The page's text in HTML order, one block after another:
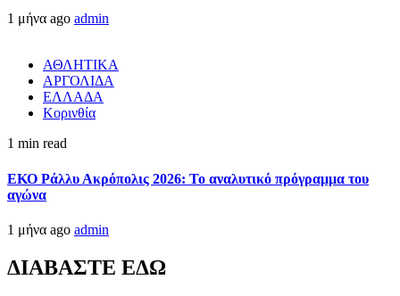
1 μήνα ago admin
ΑΘΛΗΤΙΚΑ
ΑΡΓΟΛΙΔΑ
ΕΛΛΑΔΑ
Κορινθία
1 min read
ΕΚΟ Ράλλυ Ακρόπολις 2026: Το αναλυτικό πρόγραμμα του
αγώνα
1 μήνα ago admin
ΔΙΑΒΑΣΤΕ ΕΔΩ